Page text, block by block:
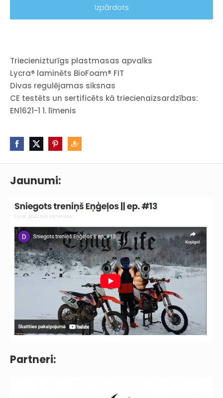
Jaunumi:
Partneri:
Izpārdots
Triecienizturīgs plastmasas apvalks
Lycra® laminēts BioFoam® FIT
Divas regulējamas siksnas
CE testēts un sertificēts kā triecienaizsardzības:
EN1621-1 1. līmenis